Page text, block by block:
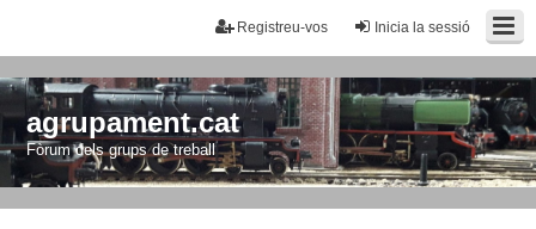
Inicia la sessió
Registreu-vos
agrupament.cat
Fòrum dels grups de treball